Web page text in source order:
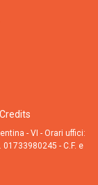
Credits
- VI - Orari uffici:
01733980245 - C.F. e